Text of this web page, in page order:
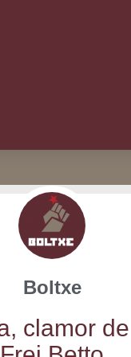
Boltxe
cla­mor